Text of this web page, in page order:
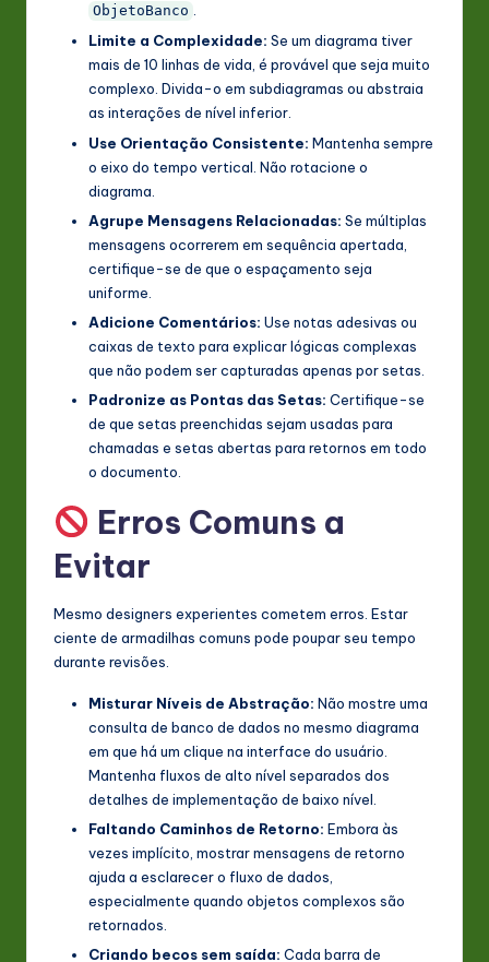
ObjetoBanco .
Limite a Complexidade: Se um diagrama tiver
mais de 10 linhas de vida, é provável que seja muito
complexo. Divida-o em subdiagramas ou abstraia
as interações de nível inferior.
Use Orientação Consistente: Mantenha sempre
o eixo do tempo vertical. Não rotacione o
diagrama.
Agrupe Mensagens Relacionadas: Se múltiplas
mensagens ocorrerem em sequência apertada,
certifique-se de que o espaçamento seja
uniforme.
Adicione Comentários: Use notas adesivas ou
caixas de texto para explicar lógicas complexas
que não podem ser capturadas apenas por setas.
Padronize as Pontas das Setas: Certifique-se
de que setas preenchidas sejam usadas para
chamadas e setas abertas para retornos em todo
o documento.
Erros Comuns a
Evitar
Mesmo designers experientes cometem erros. Estar
ciente de armadilhas comuns pode poupar seu tempo
durante revisões.
Misturar Níveis de Abstração: Não mostre uma
consulta de banco de dados no mesmo diagrama
em que há um clique na interface do usuário.
Mantenha fluxos de alto nível separados dos
detalhes de implementação de baixo nível.
Faltando Caminhos de Retorno: Embora às
vezes implícito, mostrar mensagens de retorno
ajuda a esclarecer o fluxo de dados,
especialmente quando objetos complexos são
retornados.
Criando becos sem saída: Cada barra de